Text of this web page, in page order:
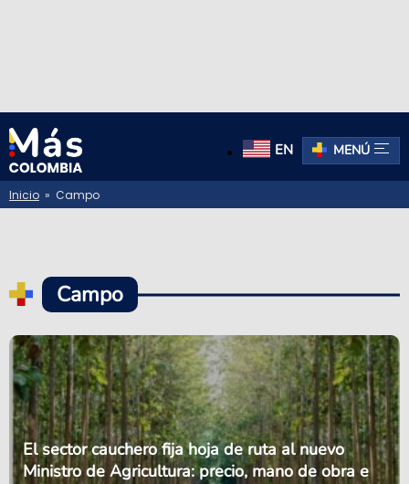
EN MENÚ
Inicio » Campo
Campo
El sector cauchero fija hoja de ruta al nuevo
Ministro de Agricultura: precio, mano de obra e